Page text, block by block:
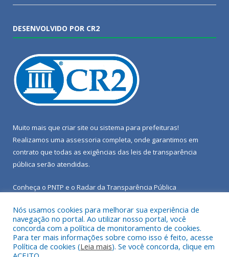
DESENVOLVIDO POR CR2
Muito mais que criar site ou sistema para prefeituras!
Realizamos uma assessoria completa, onde garantimos em
contrato que todas as exigências das leis de transparência
pública serão atendidas.
Conheça o PNTP e o Radar da Transparência Pública
Todos os direitos reservados a Câmara Municipal de Porto de
Moz.
Nós usamos cookies para melhorar sua experiência de
navegação no portal. Ao utilizar nosso portal, você
concorda com a política de monitoramento de cookies.
Para ter mais informações sobre como isso é feito, acesse
Política de cookies (Leia mais). Se você concorda, clique em